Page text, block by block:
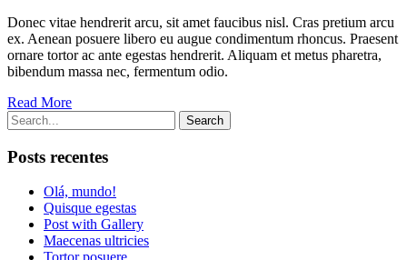
Donec vitae hendrerit arcu, sit amet faucibus nisl. Cras pretium arcu
ex. Aenean posuere libero eu augue condimentum rhoncus. Praesent
ornare tortor ac ante egestas hendrerit. Aliquam et metus pharetra,
bibendum massa nec, fermentum odio.
Read More
Search
Posts recentes
Olá, mundo!
Quisque egestas
Post with Gallery
Maecenas ultricies